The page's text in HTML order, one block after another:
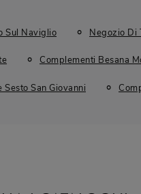
Sul Naviglio Negozio Di
Complementi Besana
San Giovanni